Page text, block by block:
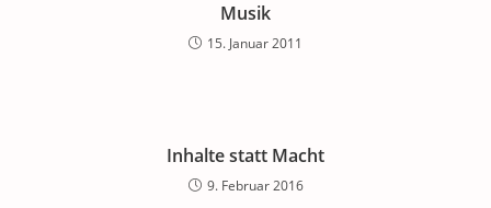
Musik
15. Januar 2011
Inhalte statt Macht
9. Februar 2016